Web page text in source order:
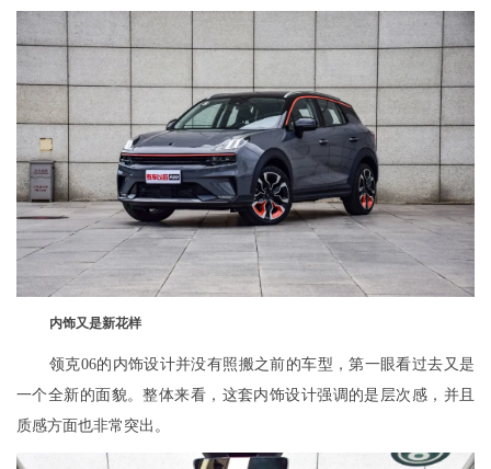
内饰又是新花样
领克06的内饰设计并没有照搬之前的车型，第一眼看过去又是
一个全新的面貌。整体来看，这套内饰设计强调的是层次感，并且
质感方面也非常突出。